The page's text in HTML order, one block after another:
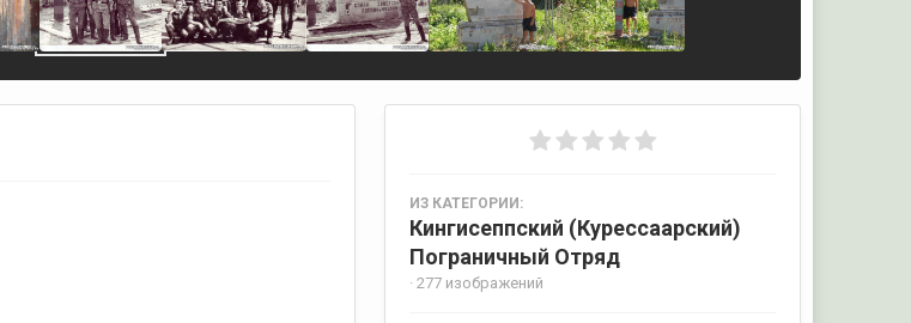
ИЗ КАТЕГОРИИ:
Кингисеппский (Курессаарский)
Пограничный Отряд
· 277 изображений